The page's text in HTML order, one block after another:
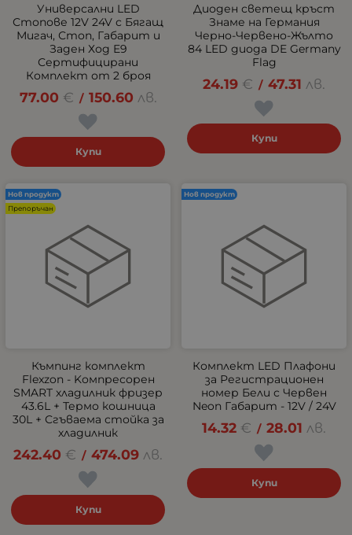
Универсални LED
Стопове 12V 24V с Бягащ
Мигач, Стоп, Габарит и
Заден Ход E9
Сертифицирани
Комплект от 2 броя
77.00 € / 150.60 лв.
Купи
Диоден светещ кръст
Знаме на Германия
Черно-Червено-Жълто
84 LED диода DE Germany
Flag
24.19 € / 47.31 лв.
Купи
Къмпинг комплект
Flexzon - Kомпресорен
SMART хладилник фризер
43.6L + Термо кошница
30L + Сгъваема стойка за
хладилник
242.40 € / 474.09 лв.
Купи
Нов продукт
Препоръчан
Комплект LED Плафони
за Регистрационен
номер Бели с Червен
Neon Габарит - 12V / 24V
14.32 € / 28.01 лв.
Купи
Нов продукт